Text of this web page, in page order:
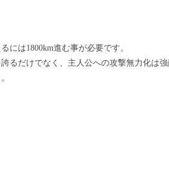
には1800km進む事が必要です。
るだけでなく、主人公への攻撃無力化は